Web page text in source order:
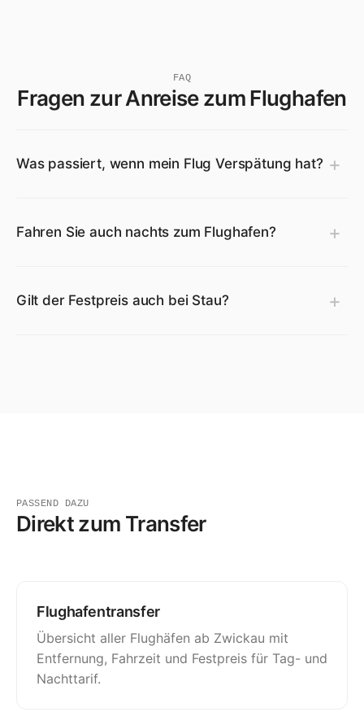
FAQ
Fragen zur Anreise zum Flughafen
Was passiert, wenn mein Flug Verspätung hat?
Fahren Sie auch nachts zum Flughafen?
Gilt der Festpreis auch bei Stau?
PASSEND DAZU
Direkt zum Transfer
Flughafentransfer
Übersicht aller Flughäfen ab Zwickau mit
Entfernung, Fahrzeit und Festpreis für Tag- und
Nachttarif.